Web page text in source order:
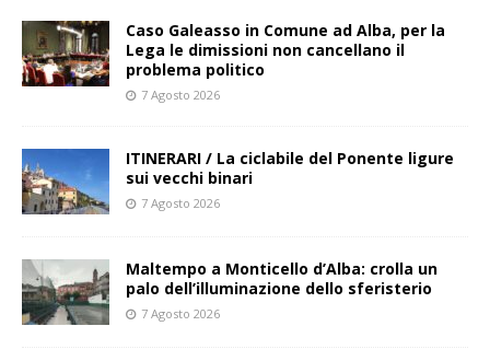
Caso Galeasso in Comune ad Alba, per la
Lega le dimissioni non cancellano il
problema politico
7 Agosto 2026
ITINERARI / La ciclabile del Ponente ligure
sui vecchi binari
7 Agosto 2026
Maltempo a Monticello d’Alba: crolla un
palo dell’illuminazione dello sferisterio
7 Agosto 2026